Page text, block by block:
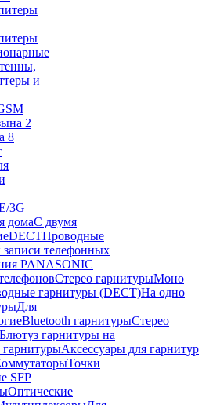
и
на 2
8
3G
домаС двумя
DECTПроводные
телефонных
PANASONIC
Стерео гарнитурыМоно
гарнитуры (DECT)На одно
Для
Bluetooth гарнитурыСтерео
Блютуз гарнитуры на
Аксессуары для гарнитур
Точки
SFP
Оптические